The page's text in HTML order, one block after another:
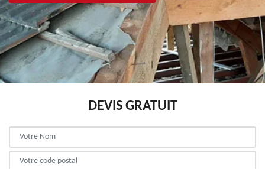
DEVIS GRATUIT